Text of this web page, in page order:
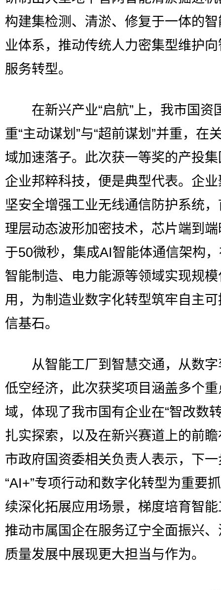
构建集检测、清淤、修复于一体的
业体系，推动传统人力密集型维护
服务转型。
在新兴产业“启航”上，我市国资
重“主动谋划”与“超前谋划”并重，在
域加速落子。此次获一等奖的产投
企业邦粹科技，便是典型代表。企
坚安全增强工业无线通信防护系统
理层动态波形加密技术，芯片端到
于50微秒，集成AI智能体通信架构
智能制造、电力能源等领域实现规
用，为制造业数字化转型筑牢自主
信基石。
从智能工厂到智慧交通，从数字
低空经济，此次获奖项目涵盖多个
域，体现了我市国有企业在“智改数
扎实探索，以及在新兴赛道上的前
市政府国资委相关负责人表示，下
“AI+”专项行动和数字化转型为重要
续深化拓展应用场景，梯度培育智
推动市属国企在服务辽宁全面振兴
质量发展中展现更大担当与作为。